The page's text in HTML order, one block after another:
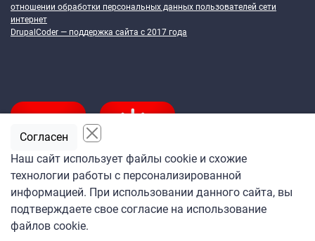
отношении обработки персональных данных пользователей сети
интернет
DrupalCoder — поддержка сайта c 2017 года
Подпишитесь
на ежедневную рассылку
«Кабельщика»
Наш сайт использует файлы cookie и схожие
технологии работы с персонализированной
информацией. При использовании данного сайта, вы
подтверждаете свое согласие на использование
файлов cookie.
Согласен